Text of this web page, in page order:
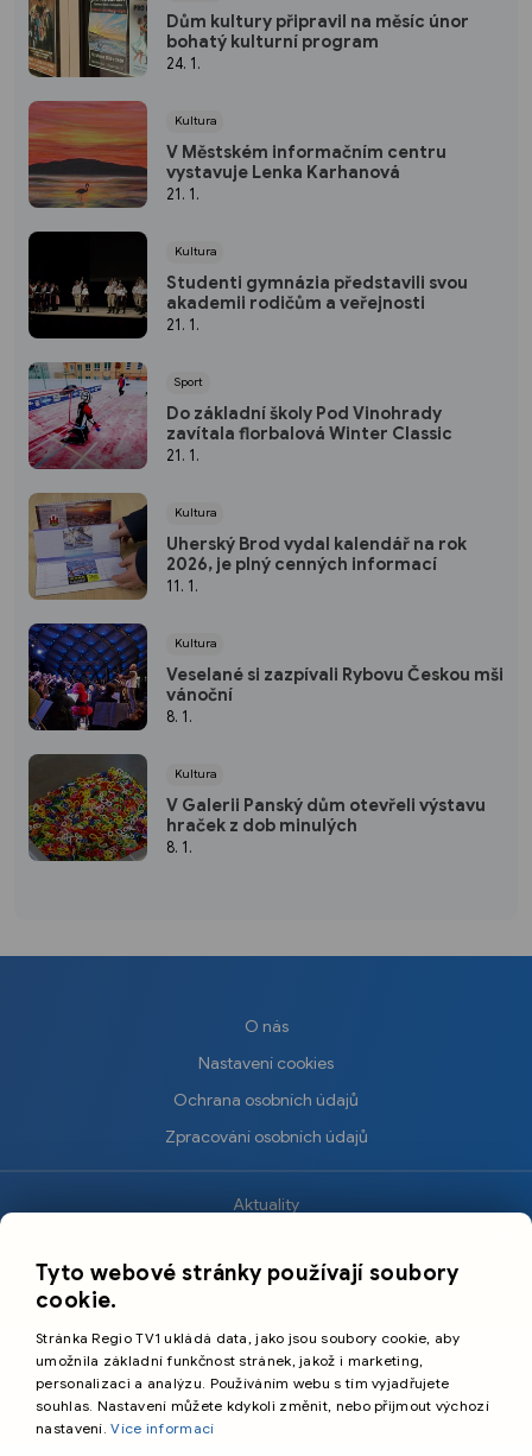
Dům kultury připravil na měsíc únor
bohatý kulturní program
24. 1.
Kultura
V Městském informačním centru
vystavuje Lenka Karhanová
21. 1.
Kultura
Studenti gymnázia představili svou
akademii rodičům a veřejnosti
21. 1.
Sport
Do základní školy Pod Vinohrady
zavítala florbalová Winter Classic
21. 1.
Kultura
Uherský Brod vydal kalendář na rok
2026, je plný cenných informací
11. 1.
Kultura
Veselané si zazpívali Rybovu Českou mši
vánoční
8. 1.
Kultura
V Galerii Panský dům otevřeli výstavu
hraček z dob minulých
8. 1.
O nás
Nastavení cookies
Ochrana osobních údajů
Zpracování osobních údajů
Aktuality
Sport
Cestování
Primetime Media s.r.o.
Tyto webové stránky používají soubory
cookie.
Stránka Regio TV1 ukládá data, jako jsou soubory cookie, aby
umožnila základní funkčnost stránek, jakož i marketing,
personalizaci a analýzu. Používáním webu s tím vyjadřujete
souhlas. Nastavení můžete kdykoli změnit, nebo přijmout výchozí
nastavení.Více informací